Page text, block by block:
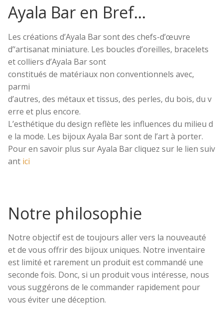
Ayala Bar en Bref…
Les créations d’Ayala Barsontdes chefs-d’œuvre
d’‘artisanat miniature. Les boucles d’oreilles, bracelets
et colliers d’Ayala Bar sont
constitués de matériaux non conventionnels avec,
parmi
d’autres, des métauxettissus, des perles, du bois, du v
erre et plus encore.
L’esthétique du design reflète les influences du milieu d
e la mode. Les bijouxAyala Barsont de l’art à porter.
Pouren savoir plus surAyala Barcliquez sur le lien suiv
ant ici
Notre philosophie
Notre objectif est de toujours aller vers la nouveauté
et de vous offrir des bijoux uniques. Notre inventaire
est limité et rarement un produit est commandé une
seconde fois. Donc, si un produit vous intéresse, nous
vous suggérons de le commander rapidement pour
vous éviter une déception.